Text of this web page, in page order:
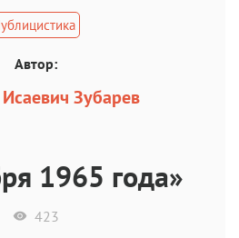
Автор:
Зубарев
1965 года»
423